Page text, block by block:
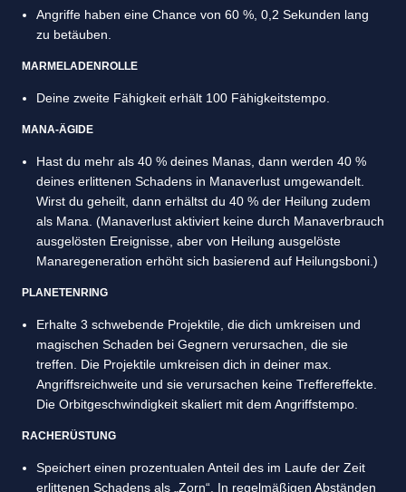
Angriffe haben eine Chance von 60 %, 0,2 Sekunden lang
zu betäuben.
MARMELADENROLLE
Deine zweite Fähigkeit erhält 100 Fähigkeitstempo.
MANA-ÄGIDE
Hast du mehr als 40 % deines Manas, dann werden 40 %
deines erlittenen Schadens in Manaverlust umgewandelt.
Wirst du geheilt, dann erhältst du 40 % der Heilung zudem
als Mana. (Manaverlust aktiviert keine durch Manaverbrauch
ausgelösten Ereignisse, aber von Heilung ausgelöste
Manaregeneration erhöht sich basierend auf Heilungsboni.)
PLANETENRING
Erhalte 3 schwebende Projektile, die dich umkreisen und
magischen Schaden bei Gegnern verursachen, die sie
treffen. Die Projektile umkreisen dich in deiner max.
Angriffsreichweite und sie verursachen keine Treffereffekte.
Die Orbitgeschwindigkeit skaliert mit dem Angriffstempo.
RACHERÜSTUNG
Speichert einen prozentualen Anteil des im Laufe der Zeit
erlittenen Schadens als „Zorn“. In regelmäßigen Abständen